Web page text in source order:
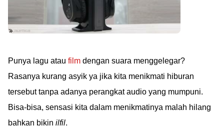
Punya lagu atau film dengan suara menggelegar?
Rasanya kurang asyik ya jika kita menikmati hiburan
tersebut tanpa adanya perangkat audio yang mumpuni.
Bisa-bisa, sensasi kita dalam menikmatinya malah hilang
bahkan bikin ilfil.